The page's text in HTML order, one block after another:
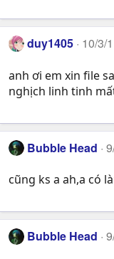
duy1405 10/3/
anh ơi em xin file
nghịch linh tinh
Bubble Head
cũng ks a ah,a có
Bubble Head